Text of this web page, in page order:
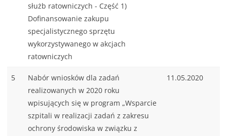
służb ratowniczych - Część 1)
Dofinansowanie zakupu
specjalistycznego sprzętu
wykorzystywanego w akcjach
ratowniczych
5
Nabór wniosków dla zadań
realizowanych w 2020 roku
wpisujących się w program „Wsparcie
szpitali w realizacji zadań z zakresu
ochrony środowiska w związku z
11.05.2020